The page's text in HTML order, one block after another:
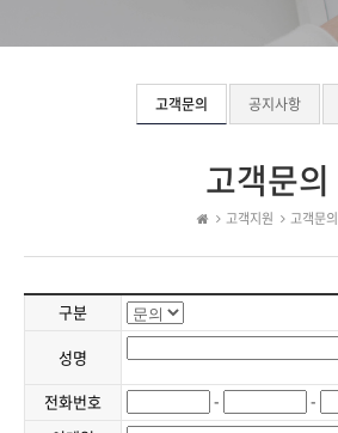
고객문의 공지사항
고객문의
고객지원 고객문의
구분
성명
전화번호
-
-